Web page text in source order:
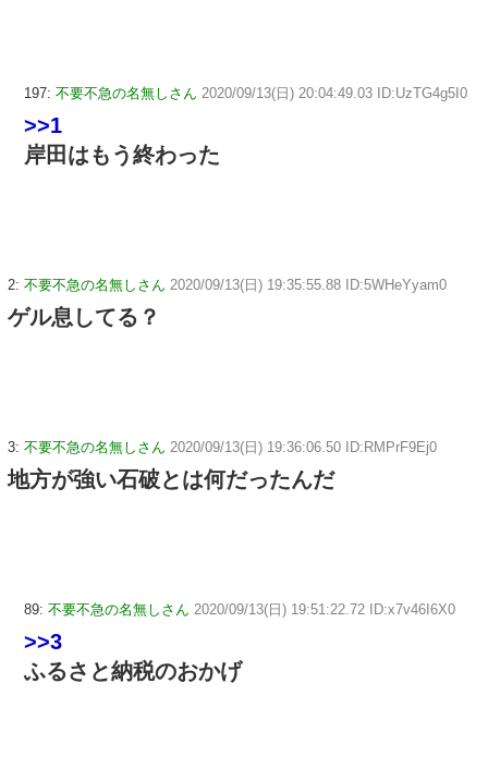
197: 不要不急の名無しさん 2020/09/13(日) 20:04:49.03 ID:UzTG4g5I0
>>1
岸田はもう終わった
2: 不要不急の名無しさん 2020/09/13(日) 19:35:55.88 ID:5WHeYyam0
ゲル息してる？
3: 不要不急の名無しさん 2020/09/13(日) 19:36:06.50 ID:RMPrF9Ej0
地方が強い石破とは何だったんだ
89: 不要不急の名無しさん 2020/09/13(日) 19:51:22.72 ID:x7v46I6X0
>>3
ふるさと納税のおかげ